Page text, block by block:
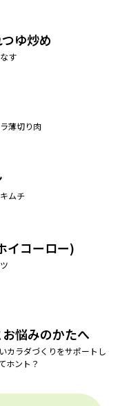
ゆ炒め
す
薄切り肉
ムチ
イコーロー)
悩みのかたへ
カラダづくりをサポートし
ホント？